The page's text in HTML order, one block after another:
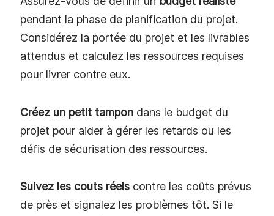
pendant la phase de planification du projet.
Considérez la portée du projet et les livrables
attendus et calculez les ressources requises
pour livrer contre eux.
Créez un petit tampon dans le budget du
projet pour aider à gérer les retards ou les
défis de sécurisation des ressources.
Suivez les coûts réels contre les coûts prévus
de près et signalez les problèmes tôt. Si le